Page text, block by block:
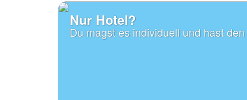
Nur Hotel?
Du magst es individuell und hast